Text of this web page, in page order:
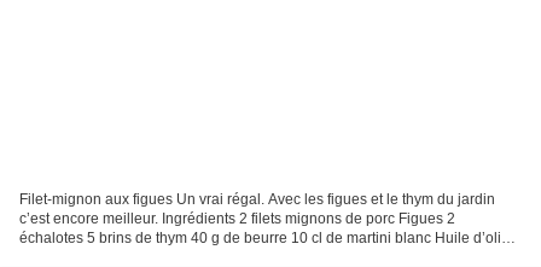
Filet-mignon aux figues Un vrai régal. Avec les figues et le thym du jardin
c’est encore meilleur. Ingrédients 2 filets mignons de porc Figues 2
échalotes 5 brins de thym 40 g de beurre 10 cl de martini blanc Huile d’olive